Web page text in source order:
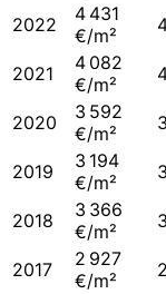
2022
4 431
€/m²
2021
4 082
€/m²
2020
3 592
€/m²
2019
3 194
€/m²
2018
3 366
€/m²
2017
2 927
€/m²